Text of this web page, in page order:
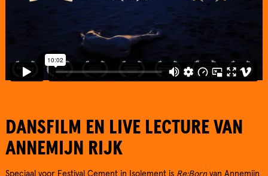
DANSFILM EN LIVE LECTURE VAN
ANNEMIJN RIJK
Speciaal voor Festival Cement in Isolement is Re:Born van Annemijn